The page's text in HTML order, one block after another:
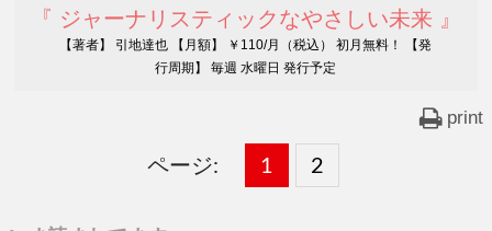
『 ジャーナリスティックなやさしい未来 』
【著者】 引地達也 【月額】 ￥110/月（税込） 初月無料！ 【発
行周期】 毎週 水曜日 発行予定
print
ページ:
固
1 ,
固
2